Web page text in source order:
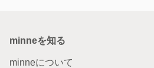
minneを知る
minneについて